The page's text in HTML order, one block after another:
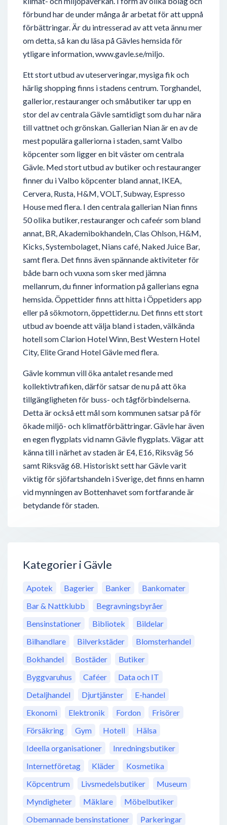
förbund har de under många år arbetat för att uppnå
förbättringar. Är du intresserad av att veta ännu mer
om detta, så kan du läsa på Gävles hemsida för
ytligare information, www.gavle.se/miljo.
Ett stort utbud av uteserveringar, mysiga fik och
härlig shopping finns i stadens centrum. Torghandel,
gallerior, restauranger och småbutiker tar upp en
stor del av centrala Gävle samtidigt som du har nära
till vattnet och grönskan. Gallerian Nian är en av de
mest populära galleriorna i staden, samt Valbo
köpcenter som ligger en bit väster om centrala
Gävle. Med stort utbud av butiker och restauranger
finner du i Valbo köpcenter bland annat, IKEA,
Cervera, Rusta, H&M, VOLT, Subway, Espresso
House med flera. I den centrala gallerian Nian finns
50 olika butiker, restauranger och cafeér som bland
annat, BR, Akademibokhandeln, Clas Ohlson, H&M,
Kicks, Systembolaget, Nians café, Naked Juice Bar,
samt flera. Det finns även spännande aktiviteter för
både barn och vuxna som sker med jämna
mellanrum, du finner information på gallerians egna
hemsida. Öppettider finns att hitta i Öppetiders app
eller på sökmotorn, öppettider.nu. Det finns ett stort
utbud av boende att välja bland i staden, välkända
hotell som Clarion Hotel Winn, Best Western Hotel
City, Elite Grand Hotel Gävle med flera.
Gävle kommun vill öka antalet resande med
kollektivtrafiken, därför satsar de nu på att öka
tillgängligheten för buss- och tågförbindelserna.
Detta är också ett mål som kommunen satsar på för
ökade miljö- och klimatförbättringar. Gävle har även
en egen flygplats vid namn Gävle flygplats. Vägar att
känna till i närhet av staden är E4, E16, Riksväg 56
samt Riksväg 68. Historiskt sett har Gävle varit
viktig för sjöfartshandeln i Sverige, det finns en hamn
vid mynningen av Bottenhavet som fortfarande är
betydande för staden.
Kategorier i Gävle
Apotek Bagerier Banker
Bankomater
Bar & Nattklubb
Begravningsbyråer
Bensinstationer
Bibliotek
Bildelar
Bilhandlare
Bilverkstäder
Blomsterhandel
Bokhandel
Bostäder
Butiker
Byggvaruhus
Caféer
Data och IT
Detaljhandel
Djurtjänster
E-handel
Ekonomi
Elektronik Fordon
Frisörer
Försäkring
Gym Hotell
Hälsa
Ideella organisationer
Inredningsbutiker
Internetföretag
Kläder
Kosmetika
Köpcentrum
Livsmedelsbutiker
Museum
Myndigheter
Mäklare
Möbelbutiker
Obemannade bensinstationer
Parkeringar